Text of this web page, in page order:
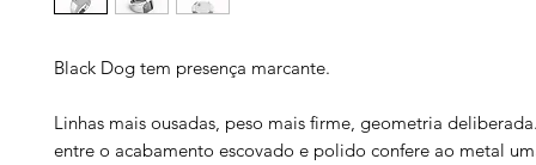
Black Dog tem presença marcante.
Linhas mais ousadas, peso mais firme, geometria
entre o acabamento escovado e polido confere ao metal